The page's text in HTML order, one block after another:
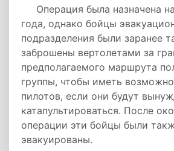
Операция была назначена
года, однако бойцы
подразделения были заранее
заброшены вертолетами за
предполагаемого маршрута
группы, чтобы иметь
пилотов, если они будут
катапультироваться. После
операции эти бойцы были
эвакуированы.